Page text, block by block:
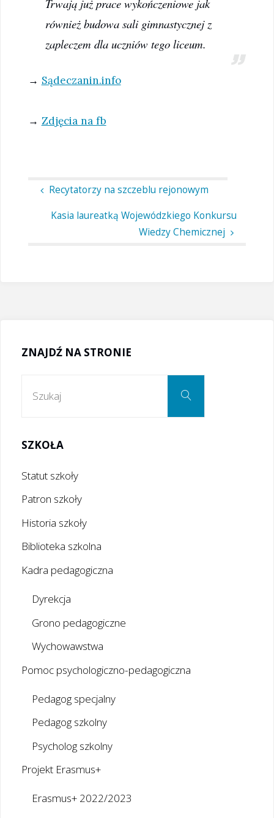
Trwają już prace wykończeniowe jak
również budowa sali gimnastycznej z
zapleczem dla uczniów tego liceum.
→ Sądeczanin.info
→ Zdjęcia na fb
Recytatorzy na szczeblu rejonowym
Kasia laureatką Wojewódzkiego Konkursu
Wiedzy Chemicznej
ZNAJDŹ NA STRONIE
Szukaj
SZKOŁA
Statut szkoły
Patron szkoły
Historia szkoły
Biblioteka szkolna
Kadra pedagogiczna
Dyrekcja
Grono pedagogiczne
Wychowawstwa
Pomoc psychologiczno-pedagogiczna
Pedagog specjalny
Pedagog szkolny
Psycholog szkolny
Projekt Erasmus+
Erasmus+ 2022/2023